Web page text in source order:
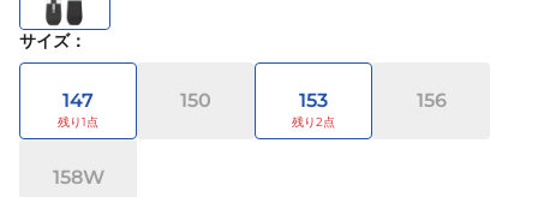
サイズ：
147 150 153 156
158W